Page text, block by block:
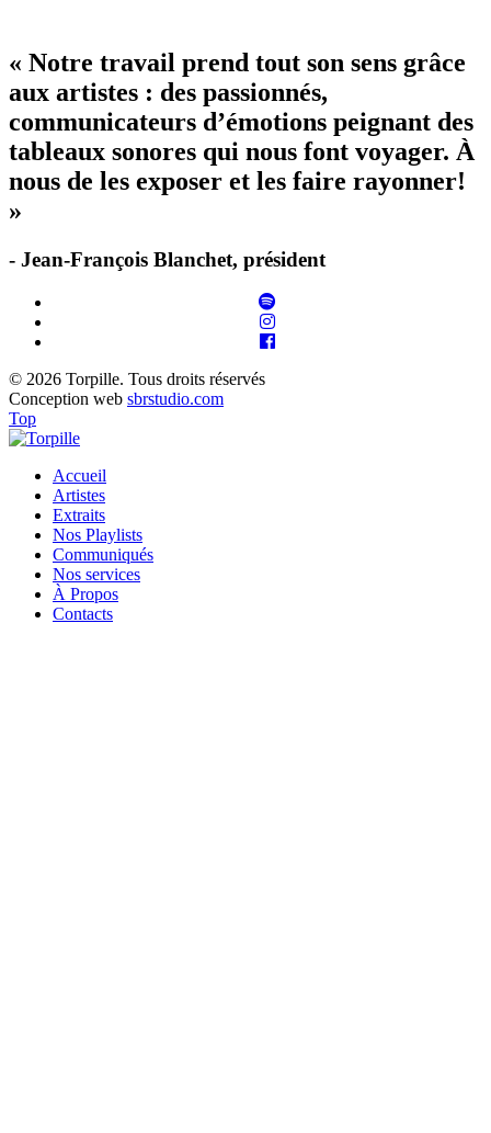
« Notre travail prend tout son sens grâce
aux artistes : des passionnés,
communicateurs d’émotions peignant des
tableaux sonores qui nous font voyager. À
nous de les exposer et les faire rayonner!
»
- Jean-François Blanchet, président
© 2026 Torpille. Tous droits réservés
Conception web sbrstudio.com
Top
Accueil
Artistes
Extraits
Nos Playlists
Communiqués
Nos services
À Propos
Contacts